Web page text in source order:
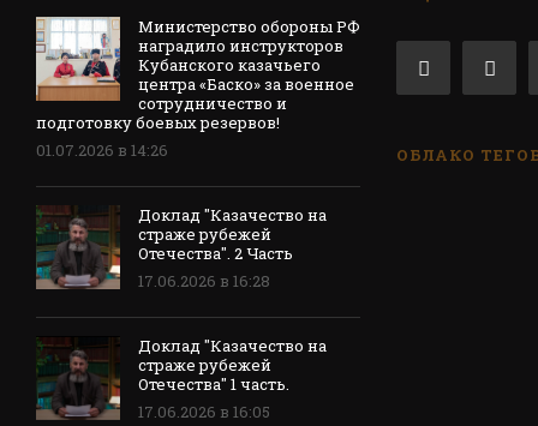
Министерство обороны РФ
наградило инструкторов
Кубанского казачьего
центра «Баско» за военное
сотрудничество и
подготовку боевых резервов!
01.07.2026 в 14:26
Доклад "Казачество на
страже рубежей
Отечества". 2 Часть
17.06.2026 в 16:28
Доклад "Казачество на
страже рубежей
Отечества" 1 часть.
17.06.2026 в 16:05
ОБЛАКО